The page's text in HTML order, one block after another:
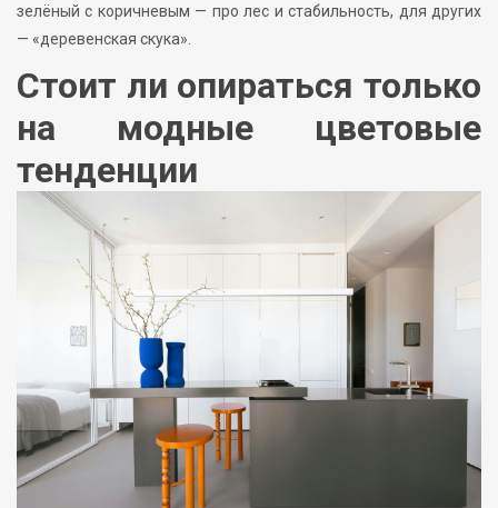
зелёный с коричневым — про лес и стабильность, для других
— «деревенская скука».
Стоит ли опираться только
на модные цветовые
тенденции